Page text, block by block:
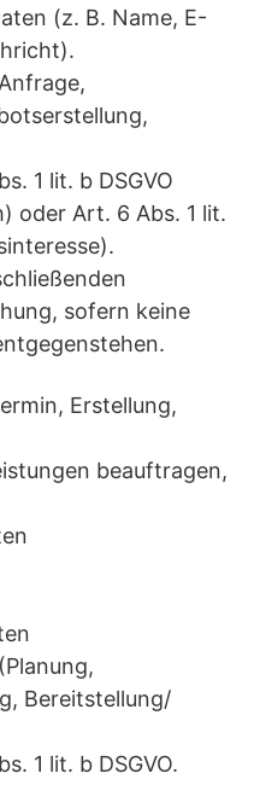
(z. B. Name, E-
1 lit. b DSGVO
oder Art. 6 Abs. 1 lit.
sofern keine
Erstellung,
beauftragen,
Bereitstellung/
1 lit. b DSGVO.